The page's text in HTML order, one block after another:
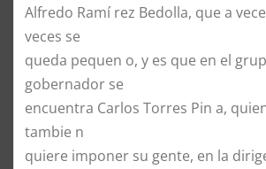
Alfredo Ramí rez Bedolla, que a
veces se
queda pequen o, y es que en el
gobernador se
encuentra Carlos Torres Pin a,
tambie n
quiere imponer su gente, en la